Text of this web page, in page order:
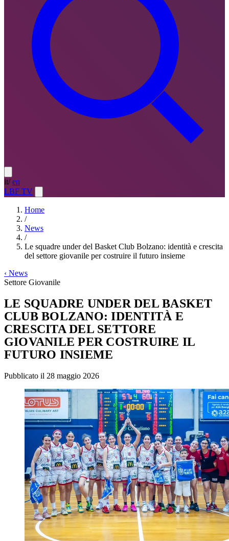
it/ en
LBF TV
Home
/
News
/
Le squadre under del Basket Club Bolzano: identità e crescita
del settore giovanile per costruire il futuro insieme
‹ News
Settore Giovanile
LE SQUADRE UNDER DEL BASKET
CLUB BOLZANO: IDENTITÀ E
CRESCITA DEL SETTORE
GIOVANILE PER COSTRUIRE IL
FUTURO INSIEME
Pubblicato il 28 maggio 2026